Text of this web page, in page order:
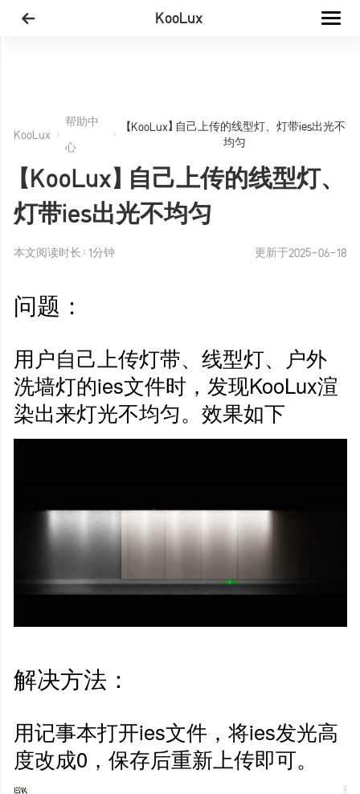
KooLux
法弹出窗口
出光不均匀
KooLux
帮助中
心
【KooLux】自己上传的线型灯、灯带ies出光不
均匀
【KooLux】自己上传的线型灯、
灯带ies出光不均匀
本文阅读时长： 1分钟 更新于2025-06-18
问题：
用户自己上传灯带、线型灯、户外
洗墙灯的ies文件时，发现KooLux渲
染出来灯光不均匀。效果如下
解决方法：
用记事本打开ies文件，将ies发光高
度改成0，保存后重新上传即可。